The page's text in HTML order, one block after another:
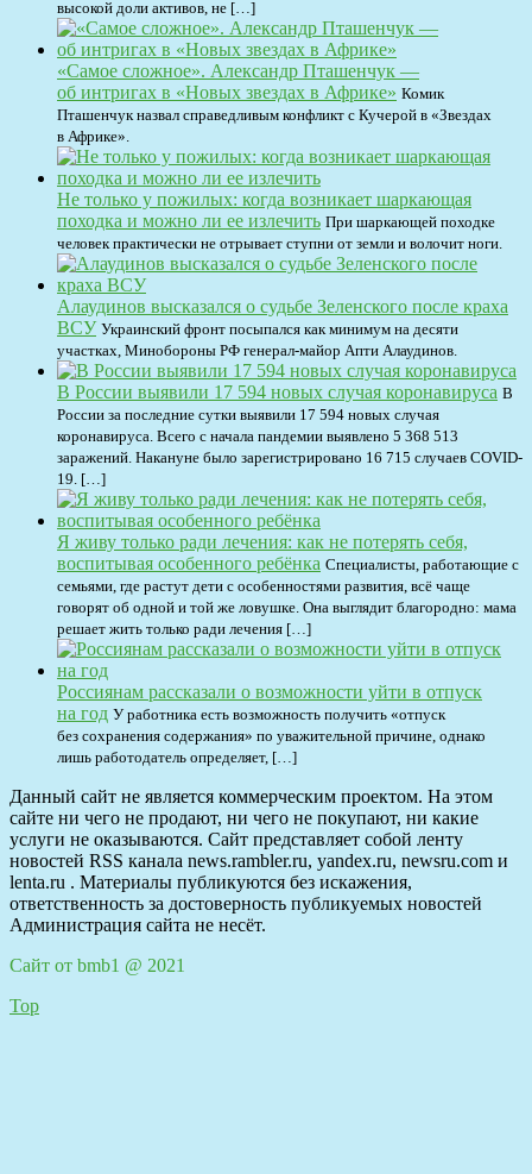
высокой доли активов, не […]
«Самое сложное». Александр Пташенчук —
об интригах в «Новых звездах в Африке» Комик
Пташенчук назвал справедливым конфликт с Кучерой в «Звездах
в Африке».
Не только у пожилых: когда возникает шаркающая
походка и можно ли ее излечить При шаркающей походке
человек практически не отрывает ступни от земли и волочит ноги.
Алаудинов высказался о судьбе Зеленского после краха
ВСУ Украинский фронт посыпался как минимум на десяти
участках, Минобороны РФ генерал-майор Апти Алаудинов.
В России выявили 17 594 новых случая коронавируса В
России за последние сутки выявили 17 594 новых случая
коронавируса. Всего с начала пандемии выявлено 5 368 513
заражений. Накануне было зарегистрировано 16 715 случаев COVID-
19. […]
Я живу только ради лечения: как не потерять себя,
воспитывая особенного ребёнка Специалисты, работающие с
семьями, где растут дети с особенностями развития, всё чаще
говорят об одной и той же ловушке. Она выглядит благородно: мама
решает жить только ради лечения […]
Россиянам рассказали о возможности уйти в отпуск
на год У работника есть возможность получить «отпуск
без сохранения содержания» по уважительной причине, однако
лишь работодатель определяет, […]
Данный сайт не является коммерческим проектом. На этом
сайте ни чего не продают, ни чего не покупают, ни какие
услуги не оказываются. Сайт представляет собой ленту
новостей RSS канала news.rambler.ru, yandex.ru, newsru.com и
lenta.ru . Материалы публикуются без искажения,
ответственность за достоверность публикуемых новостей
Администрация сайта не несёт.
Сайт от bmb1 @ 2021
Top